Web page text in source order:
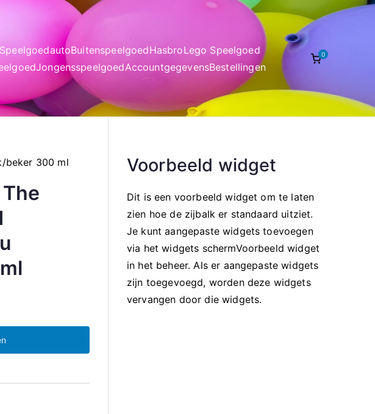
SpeelgoedautoBuitenspeelgoedHasbroLego Speelgoed
JongensspeelgoedAccountgegevensBestellingen
0
beker 300 ml Voorbeeld widget
Dit is een voorbeeld widget om te laten
zien hoe de zijbalk er standaard uitziet.
Je kunt aangepaste widgets toevoegen
via het widgets schermVoorbeeld widget
in het beheer. Als er aangepaste widgets
zijn toegevoegd, worden deze widgets
vervangen door die widgets.